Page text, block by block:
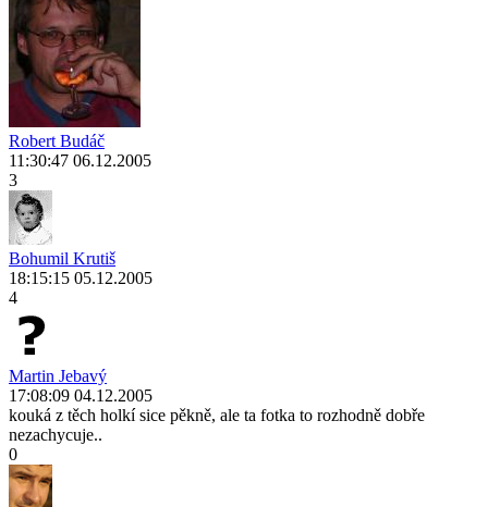
Robert Budáč
11:30:47 06.12.2005
3
Bohumil Krutiš
18:15:15 05.12.2005
4
Martin Jebavý
17:08:09 04.12.2005
kouká z těch holkí sice pěkně, ale ta fotka to rozhodně dobře
nezachycuje..
0